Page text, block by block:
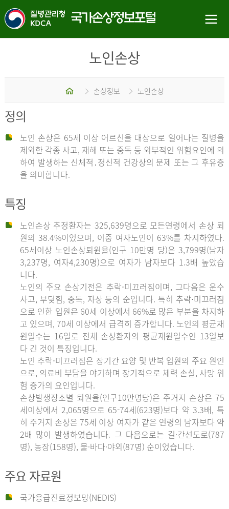
노인손상
홈 손상정보 노인손상
정의
노인 손상은 65세 이상 어르신을 대상으로 일어나는 질병을
제외한 각종 사고, 재해 또는 중독 등 외부적인 위험요인에 의
하여 발생하는 신체적․정신적 건강상의 문제 또는 그 후유증
을 의미합니다.
특징
노인손상 추정환자는 325,639명으로 모든연령에서 손상 퇴
원의 38.4%이었으며, 이중 여자노인이 63%를 차지하였다.
65세이상 노인손상퇴원율(인구 10만명 당)은 3,799명(남자
3,237명, 여자4,230명)으로 여자가 남자보다 1.3배 높았습
니다.
노인의 주요 손상기전은 추락⋅미끄러짐이며, 그다음은 운수
사고, 부딪힘, 중독, 자상 등의 순입니다. 특히 추락⋅미끄러짐
으로 인한 입원은 60세 이상에서 66%로 많은 부분을 차지하
고 있으며, 70세 이상에서 급격히 증가합니다. 노인의 평균재
원일수는 16일로 전체 손상환자의 평균재원일수인 13일보
다 긴 것이 특징입니다.
노인 추락⋅미끄러짐은 장기간 요양 및 반복 입원의 주요 원인
으로, 의료비 부담을 야기하며 장기적으로 체력 손실, 사망 위
험 증가의 요인입니다.
손상발생장소별 퇴원율(인구10만명당)은 주거지 손상은 75
세이상에서 2,065명으로 65-74세(623명)보다 약 3.3배, 특
히 주거지 손상은 75세 이상 여자가 같은 연령의 남자보다 약
2배 많이 발생하였습니다. 그 다음으로는 길·간선도로(787
명), 농장(158명), 물·바다·야외(87명) 순이었습니다.
주요 자료원
국가응급진료정보망(NEDIS)